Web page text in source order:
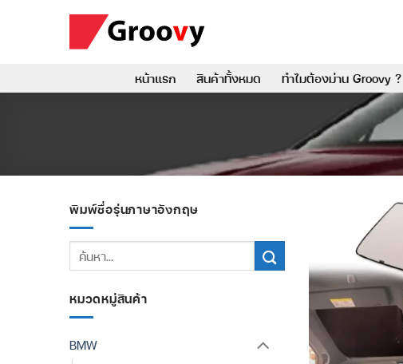
หน้าแรก สินค้าทั้งหมด ทำไมต้องม่าน Groovy ?
พิมพ์ชื่อรุ่นภาษาอังกฤษ
ค้นหา:
หมวดหมู่สินค้า
BMW